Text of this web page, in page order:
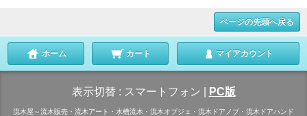
ページの先頭へ戻る
ホーム カート マイアカウント
表示切替 : スマートフォン PC版
流木屋～流木販売・流木アート・水槽流木・流木オブジェ・流木ドアノブ・流木ドアハンド